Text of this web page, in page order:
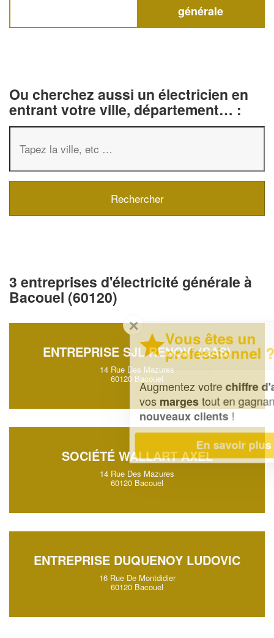
générale
Ou cherchez aussi un électricien en
entrant votre ville, département… :
3 entreprises d'électricité générale à
Bacouel (60120)
ENTREPRISE SJL RENOV’ (SAS)
14 Rue Des Mazures
60120 Bacouel
SOCIÉTÉ WALLART AXEL
14 Rue Des Mazures
60120 Bacouel
ENTREPRISE DUQUENOY LUDOVIC
16 Rue De Montdidier
60120 Bacouel
✕
Vous êtes un
professionnel ?
Augmentez votrechiffre d'affaireset
tout en gagnant de
nouveaux clients!
En savoir plus